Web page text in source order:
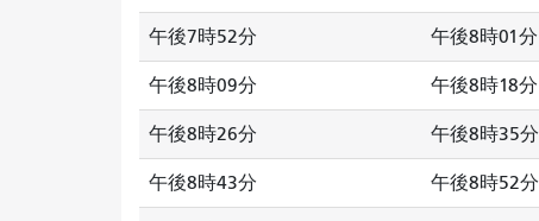
午後7時52分 午後8時01分
午後8時09分 午後8時18分
午後8時26分 午後8時35分
午後8時43分 午後8時52分